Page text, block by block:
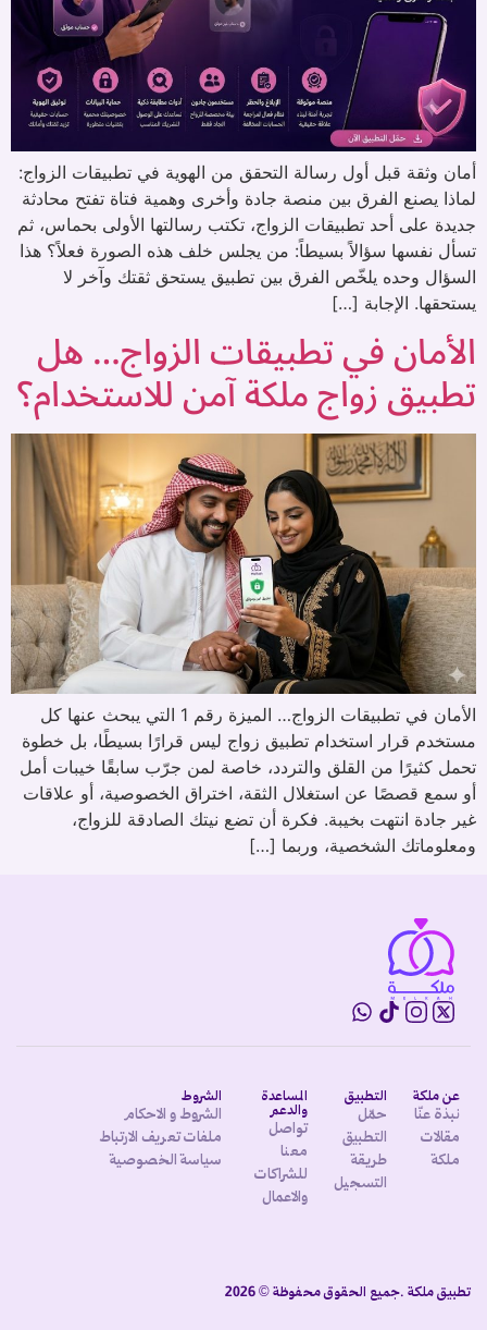
أمان وثقة قبل أول رسالة التحقق من الهوية في تطبيقات الزواج:
لماذا يصنع الفرق بين منصة جادة وأخرى وهمية فتاة تفتح محادثة
جديدة على أحد تطبيقات الزواج، تكتب رسالتها الأولى بحماس، ثم
تسأل نفسها سؤالاً بسيطاً: من يجلس خلف هذه الصورة فعلاً؟ هذا
السؤال وحده يلخّص الفرق بين تطبيق يستحق ثقتك وآخر لا
يستحقها. الإجابة […]
الأمان في تطبيقات الزواج… هل
تطبيق زواج ملكة آمن للاستخدام؟
الأمان في تطبيقات الزواج… الميزة رقم 1 التي يبحث عنها كل
مستخدم قرار استخدام تطبيق زواج ليس قرارًا بسيطًا، بل خطوة
تحمل كثيرًا من القلق والتردد، خاصة لمن جرّب سابقًا خيبات أمل
أو سمع قصصًا عن استغلال الثقة، اختراق الخصوصية، أو علاقات
غير جادة انتهت بخيبة. فكرة أن تضع نيتك الصادقة للزواج،
ومعلوماتك الشخصية، وربما […]
عن ملكة
نبذة عنّا
مقالات
ملكة
التطبيق
حمّل
التطبيق
طريقة
التسجيل
المساعدة
والدعم
تواصل
معنا
للشراكات
والاعمال
الشروط
الشروط و الاحكام
ملفات تعريف الارتباط
سياسة الخصوصية
تطبيق ملكة .جميع الحقوق محفوظة © 2026